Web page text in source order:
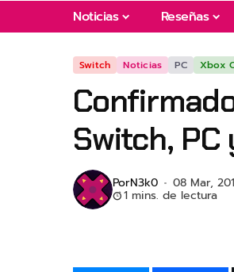
Noticias Reseñas
Switch Noticias PC Xbox
Switch, PC
PorN3k0 08 Mar,
1 mins. de lectura